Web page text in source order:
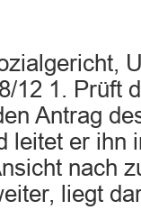
12 1. Prüft
Antrag
leitet er ihn
nach
liegt